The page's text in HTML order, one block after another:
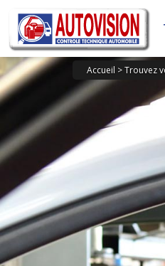
Panneau de gestion des cookies
Accueil >Trouvez